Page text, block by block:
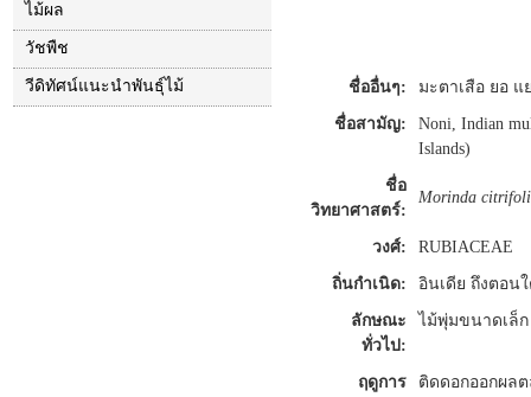
ไม้ผล
วัชพืช
วีดิทัศน์แนะนำพันธุ์ไม้ ชื่ออื่นๆ: มะตาเสือ ยอ แ
ชื่อสามัญ:
Noni, Indian
Islands)
ชื่อ
วิทยาศาสตร์:
Morinda
วงศ์: RUBIACEAE
ถิ่นกำเนิด: อินเดีย ถึงตอน
ลักษณะ
ทั่วไป:
ไม้พุ่มขนาดเล็
ฤดูการ
ติดดอกออกผล